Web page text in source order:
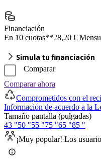
Financiación
En 10 cuotas**28,20 €
Simula tu financiación
Comparar
Comparar ahora
Comprometidos con el
Información de acuerdo a la
Tamaño pantalla (pulgadas)
43 "50 "55 "75 "65 "85 "
¡Muy popular! Los